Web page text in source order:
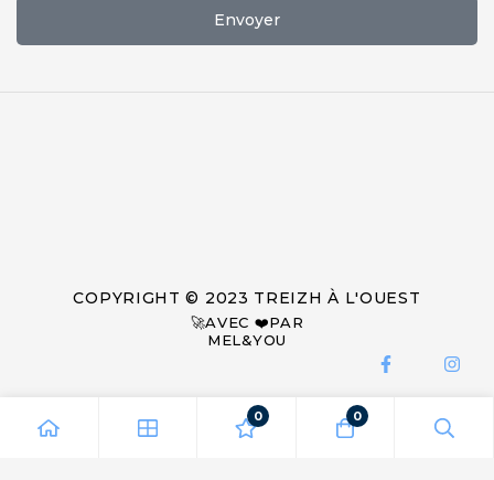
Envoyer
COPYRIGHT © 2023 TREIZH À L'OUEST
🚀AVEC ❤️PAR
MEL&YOU
0 0